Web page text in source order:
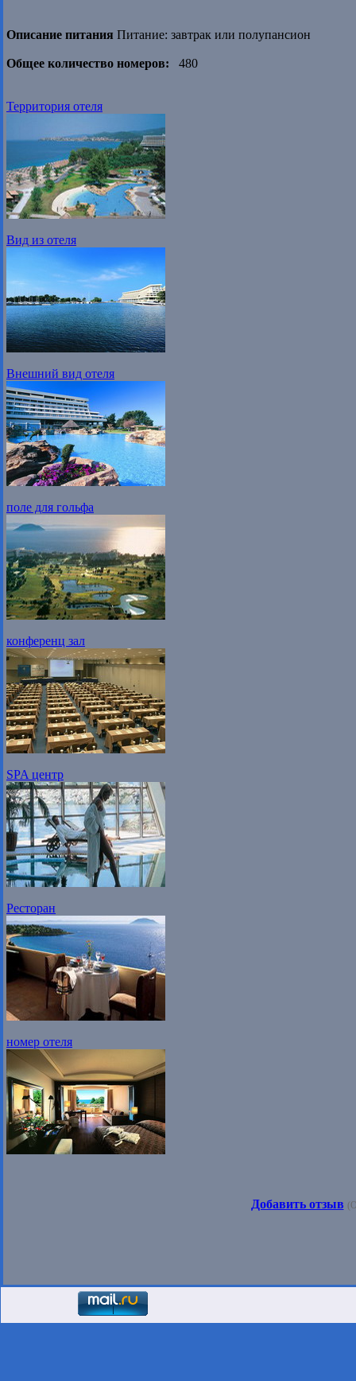
Описание питания Питание: завтрак или полупансион
Общее количество номеров: 480
Территория отеля
Вид из отеля
Внешний вид отеля
поле для гольфа
конференц зал
SPA центр
Ресторан
номер отеля
Добавить отзыв